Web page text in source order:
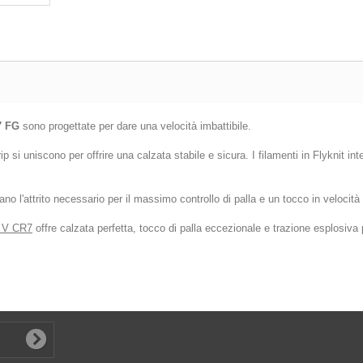
FG sono progettate per dare una velocità imbattibile.
si uniscono per offrire una calzata stabile e sicura. I filamenti in Flyknit
l'attrito necessario per il massimo controllo di palla e un tocco in
CR7 offre calzata perfetta, tocco di palla eccezionale e trazione